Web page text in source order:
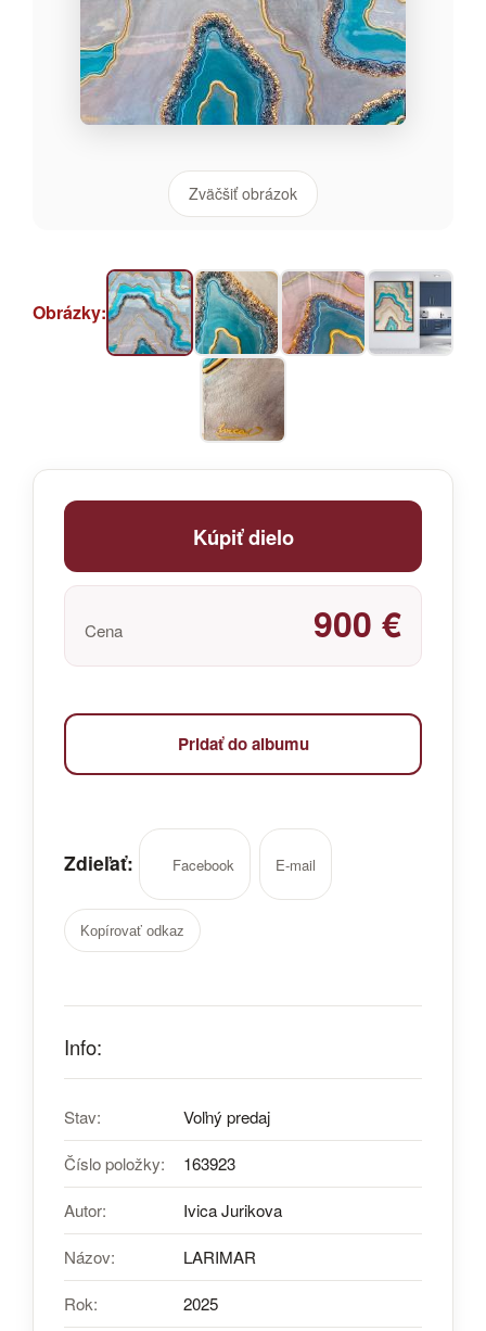
Zväčšiť obrázok
Obrázky:
Kúpiť dielo
Cena 900 €
Pridať do albumu
Zdieľať: Facebook E-mail
Kopírovať odkaz
Info:
Stav: Voľný predaj
Číslo položky: 163923
Autor: Ivica Jurikova
Názov: LARIMAR
Rok: 2025